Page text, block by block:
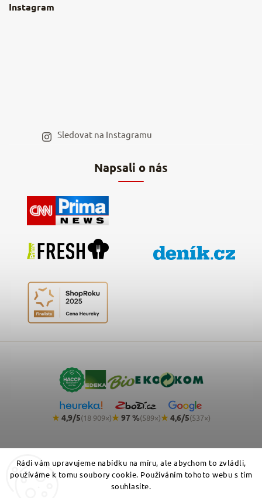
Rádi vám upravujeme nabídku na míru, ale abychom to zvládli,
používáme k tomu soubory cookie. Používáním tohoto webu s tím
souhlasíte.
Nejčastější dotazy
Napsali o nás
Instagram
Sledovat na Instagramu
Hodnocení obchodu
★4,9/5(18 909×)★97 %(589×)★4,6/5(537×)